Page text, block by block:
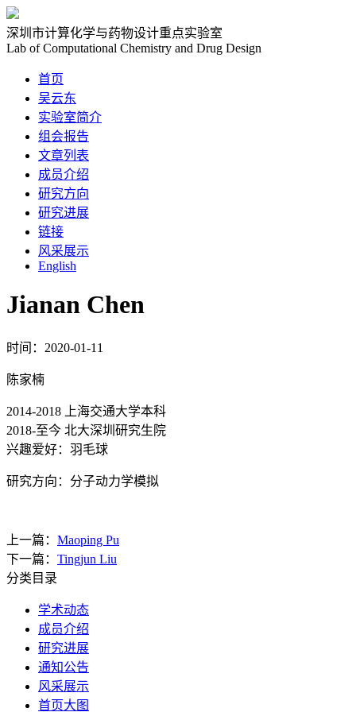
深圳市计算化学与药物设计重点实验室
Lab of Computational Chemistry and Drug Design
首页
吴云东
实验室简介
组会报告
文章列表
成员介绍
研究方向
研究进展
链接
风采展示
English
Jianan Chen
时间：2020-01-11
陈家楠
2014-2018 上海交通大学本科
2018-至今 北大深圳研究生院
兴趣爱好：羽毛球
研究方向：分子动力学模拟
上一篇： Maoping Pu
下一篇： Tingjun Liu
分类目录
学术动态
成员介绍
研究进展
通知公告
风采展示
首页大图